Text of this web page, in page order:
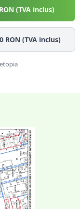
(TVA inclus)
RON (TVA inclus)